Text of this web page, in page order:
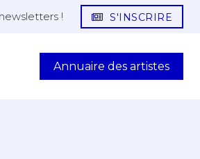
! S'INSCRIRE
Annuaire des artistes